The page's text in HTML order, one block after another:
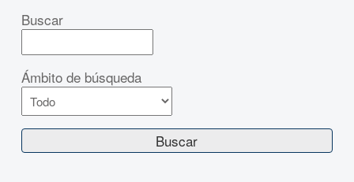
Buscar
Ámbito de búsqueda